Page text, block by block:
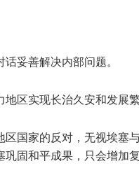
妥善解决内部问题。
区实现长治久安和发展繁
国家的反对，无视埃塞
固和平成果，只会增加复